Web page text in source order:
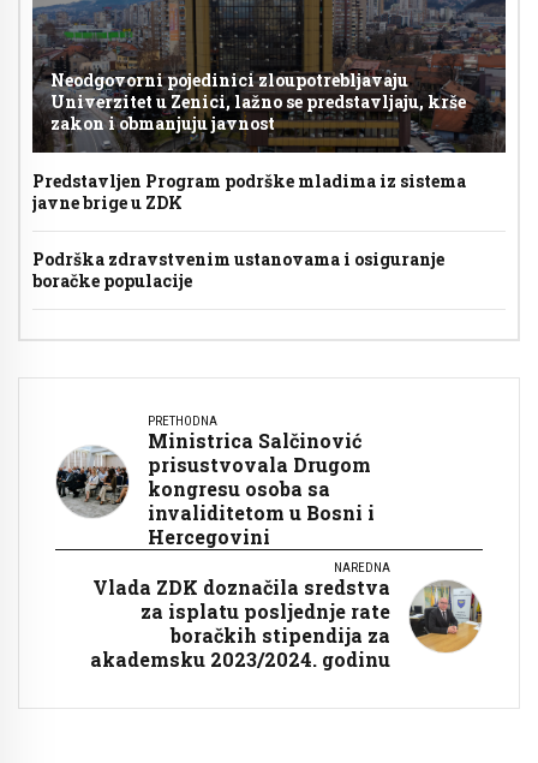
Neodgovorni pojedinici zloupotrebljavaju
Univerzitet u Zenici, lažno se predstavljaju, krše
zakon i obmanjuju javnost
Predstavljen Program podrške mladima iz sistema
javne brige u ZDK
Podrška zdravstvenim ustanovama i osiguranje
boračke populacije
PRETHODNA
Ministrica Salčinović
prisustvovala Drugom
kongresu osoba sa
invaliditetom u Bosni i
Hercegovini
NAREDNA
Vlada ZDK doznačila sredstva
za isplatu posljednje rate
boračkih stipendija za
akademsku 2023/2024. godinu